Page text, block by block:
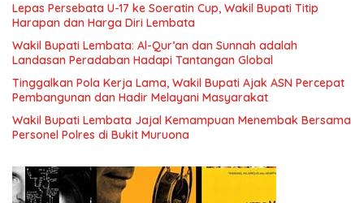
Lepas Persebata U-17 ke Soeratin Cup, Wakil Bupati Titip
Harapan dan Harga Diri Lembata
Wakil Bupati Lembata: Al-Qur’an dan Sunnah adalah
Landasan Peradaban Hadapi Tantangan Global
Tinggalkan Pola Kerja Lama, Wakil Bupati Ajak ASN Percepat
Pembangunan dan Hadir Melayani Masyarakat
Wakil Bupati Lembata Jajal Kemampuan Menembak Bersama
Personel Polres di Bukit Muruona